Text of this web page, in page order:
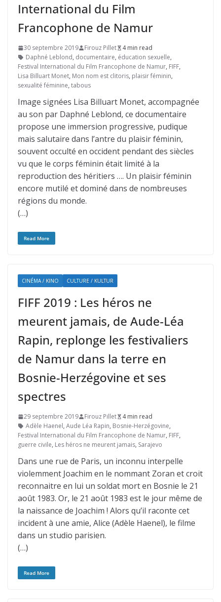
International du Film
Francophone de Namur
30 septembre 2019 Firouz Pillet
4 min read
Daphné Leblond, documentaire, éducation sexuelle,
Festival International du Film Francophone de Namur, FIFF,
Lisa Billuart Monet, Mon nom est clitoris, plaisir féminin,
sexualité féminine, tabous
Image signées Lisa Billuart Monet, accompagnée
au son par Daphné Leblond, ce documentaire
propose une immersion progressive, pudique
mais salutaire dans l’antre du plaisir féminin,
souvent occulté en occident pendant des siècles
vu que le corps féminin était limité à la
reproduction des héritiers …. Un plaisir féminin
encore mutilé et dominé dans de nombreuses
régions du monde.
(…)
Read More
CINÉMA / KINO CULTURE / KULTUR
FIFF 2019 : Les héros ne
meurent jamais, de Aude-Léa
Rapin, replonge les festivaliers
de Namur dans la terre en
Bosnie-Herzégovine et ses
spectres
29 septembre 2019 Firouz Pillet
4 min read
Adèle Haenel, Aude Léa Rapin, Bosnie-Herzégovine,
Festival International du Film Francophone de Namur, FIFF,
guerre civile, Les héros ne meurent jamais, Sarajevo
Dans une rue de Paris, un inconnu interpelle
violemment Joachim en le nommant Zoran et croit
reconnaitre en lui un soldat mort en Bosnie le 21
août 1983. Or, le 21 août 1983 est le jour même de
la naissance de Joachim ! Alors qu’il raconte cet
incident à une amie, Alice (Adèle Haenel), le filme
dans un studio parisien.
(…)
Read More